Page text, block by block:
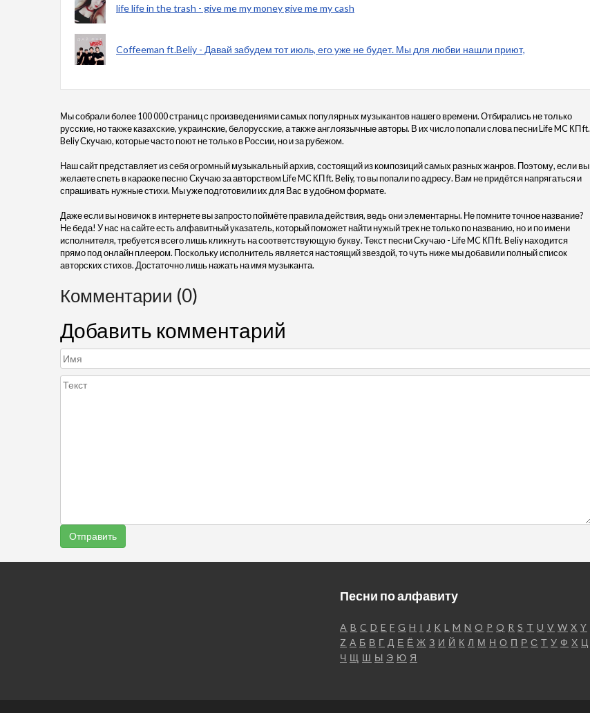
life life in the trash - give me my money give me my cash
Coffeeman ft.Beliy - Давай забудем тот июль, его уже не будет. Мы для любви нашли приют,
Мы собрали более 100 000 страниц с произведениями самых популярных музыкантов нашего времени. Отбирались не только
русские, но также казахские, украинские, белорусские, а также англоязычные авторы. В их число попали слова песни Life MC КП ft.
Beliy Скучаю, которые часто поют не только в России, но и за рубежом.
Наш сайт представляет из себя огромный музыкальный архив, состоящий из композиций самых разных жанров. Поэтому, если вы
желаете спеть в караоке песню Скучаю за авторством Life MC КП ft. Beliy, то вы попали по адресу. Вам не придётся напрягаться и
спрашивать нужные стихи. Мы уже подготовили их для Вас в удобном формате.
Даже если вы новичок в интернете вы запросто поймёте правила действия, ведь они элементарны. Не помните точное название?
Не беда! У нас на сайте есть алфавитный указатель, который поможет найти нужый трек не только по названию, но и по имени
исполнителя, требуется всего лишь кликнуть на соответствующую букву. Текст песни Скучаю - Life MC КП ft. Beliy находится
прямо под онлайн плеером. Поскольку исполнитель является настоящий звездой, то чуть ниже мы добавили полный список
авторских стихов. Достаточно лишь нажать на имя музыканта.
Комментарии (0)
Добавить комментарий
Песни по алфавиту
A B C D E F G H I J K L M N O P Q R S T U V W X Y
Z А Б В Г Д Е Ё Ж З И Й К Л М Н О П Р С Т У Ф Х Ц
Ч Щ Ш Ы Э Ю Я